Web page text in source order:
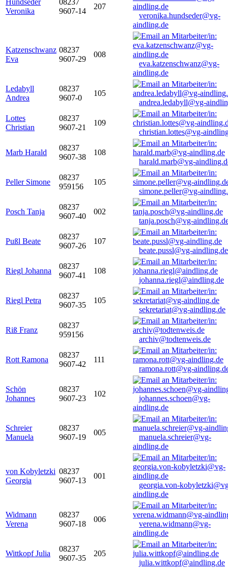
Hundseder
Veronika
08237
9607-14
207
veronika.hundseder@vg-
aindling.de
Katzenschwanz
Eva
08237
9607-29
008
eva.katzenschwanz@vg-
aindling.de
Ledabyll
Andrea
08237
9607-0
105
andrea.ledabyll@vg-
Lottes
Christian
08237
9607-21
109
christian.lottes@vg-
Marb Harald
08237
9607-38
108
harald.marb@vg-
Peller Simone
08237
959156
105
simone.peller@vg-
Posch Tanja
08237
9607-40
002
tanja.posch@vg-
Pußl Beate
08237
9607-26
107
beate.pussl@vg-aindling.de
Riegl Johanna
08237
9607-41
108
johanna.riegl@aindling.de
Riegl Petra
08237
9607-35
105
sekretariat@vg-aindling.de
Riß Franz
08237
959156
archiv@todtenweis.de
Rott Ramona
08237
9607-42
111
ramona.rott@vg-
Schön
Johannes
08237
9607-23
102
johannes.schoen@vg-
aindling.de
Schreier
Manuela
08237
9607-19
005
manuela.schreier@vg-
aindling.de
von Kobyletzki
Georgia
08237
9607-13
001
georgia.von-
aindling.de
Widmann
Verena
08237
9607-18
006
verena.widmann@vg-
aindling.de
Wittkopf Julia
08237
9607-35
205
julia.wittkopf@aindling.de